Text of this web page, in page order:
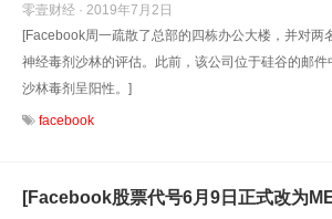
零壹财经 · 2019年7月2日
[Facebook周一疏散了总部的四栋办公大楼，并对两
神经毒剂沙林的评估。此前，该公司位于硅谷的邮件
沙林毒剂呈阳性。]
facebook
[Facebook股票代号6月9日正式改为